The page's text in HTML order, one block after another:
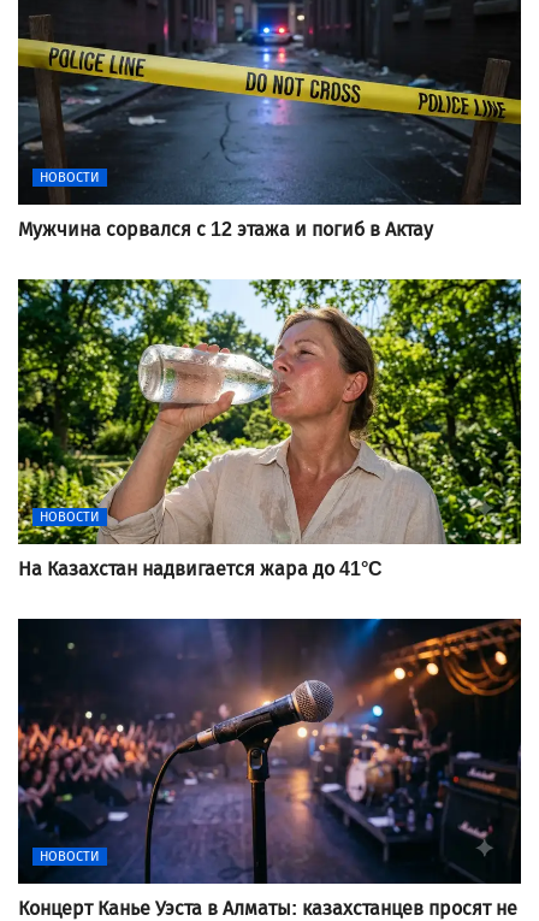
НОВОСТИ
Мужчина сорвался с 12 этажа и погиб в Актау
НОВОСТИ
На Казахстан надвигается жара до 41°C
НОВОСТИ
Концерт Канье Уэста в Алматы: казахстанцев просят не